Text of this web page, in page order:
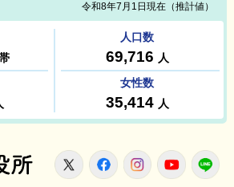
笠間市役所
X FacebookInstagram